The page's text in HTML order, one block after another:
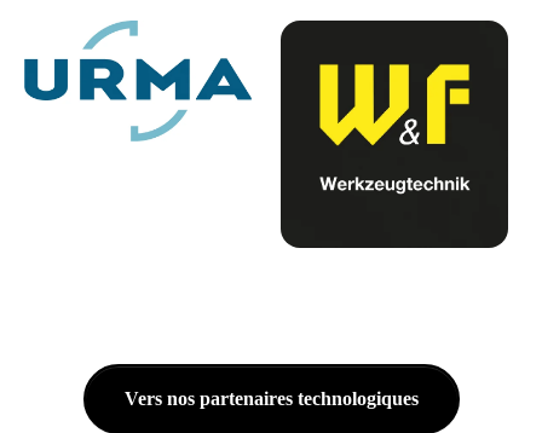
Vers nos partenaires technologiques